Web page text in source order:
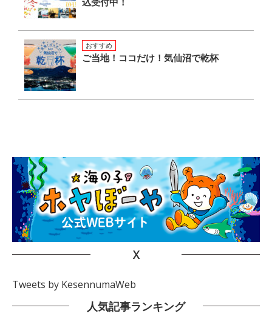
おすすめ
ご当地！ココだけ！気仙沼で乾杯
X
Tweets by KesennumaWeb
人気記事ランキング